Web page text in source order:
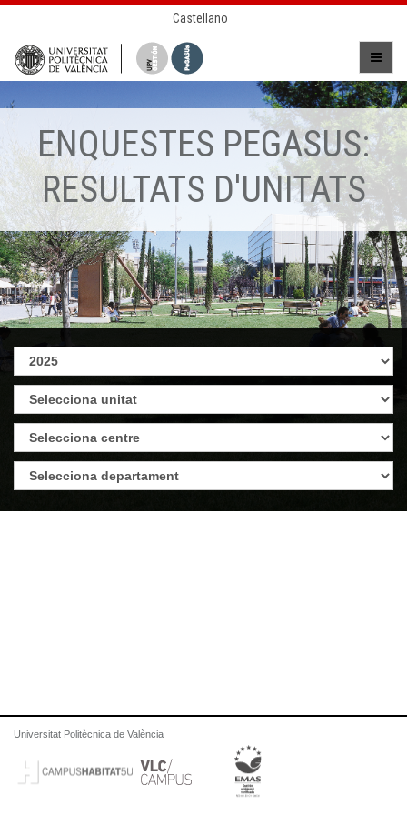
Castellano
ENQUESTES PEGASUS:
RESULTATS D'UNITATS
Universitat Politècnica de València